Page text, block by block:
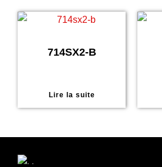
714SX2-B
Lire la suite